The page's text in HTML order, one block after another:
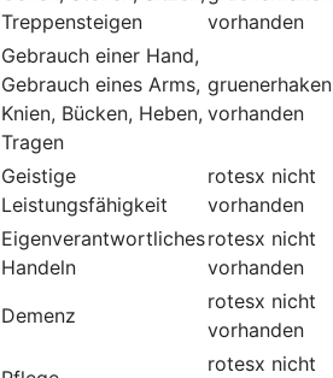
Treppensteigen
vorhanden
Gebrauch einer Hand,
Gebrauch eines Arms,
Knien, Bücken, Heben,
Tragen
gruenerhaken
vorhanden
Geistige
Leistungsfähigkeit
rotesx nicht
vorhanden
Eigenverantwortliches
Handeln
rotesx nicht
vorhanden
Demenz
rotesx nicht
vorhanden
rotesx nicht